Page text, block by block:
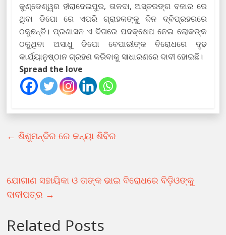
କୁଣ୍ଡେଶ୍ୱର ହୀରାଦେଇପୁର, ତାଳଦା, ଅସ୍ତରଙ୍ଗ ବଜାର ରେ
ଥିବା ଡିପୋ ରେ ଏପରି ଗ୍ରାହକଙ୍କୁ ଦିନ ଦ୍ବିପ୍ରହରରେ
ଠକୁଛନ୍ତି। ପ୍ରଶାସନ ଏ ଦିଗରେ ପଦକ୍ଷେପ ନେଇ ଲୋକଙ୍କ
ଠକୁଥିବା ଅସାଧୁ ଡିପୋ ବେପାରୀଙ୍କ ବିରୋଧରେ ଦୃଢ
କାର୍ଯ୍ୟାନୁଷ୍ଠାନ ଗ୍ରହଣ କରିବାକୁ ସାଧାରଣରେ ଦାବୀ ହୋଇଛି।
Spread the love
← ଶିଶୁମନ୍ଦିର ରେ କନ୍ୟା ଶିବିର
ଯୋଗାଣ ସହାୟିକା ଓ ତାଙ୍କ ଭାଇ ବିରୋଧରେ ବିଡ଼ିଓଙ୍କୁ
ଦାବୀପତ୍ର →
Related Posts